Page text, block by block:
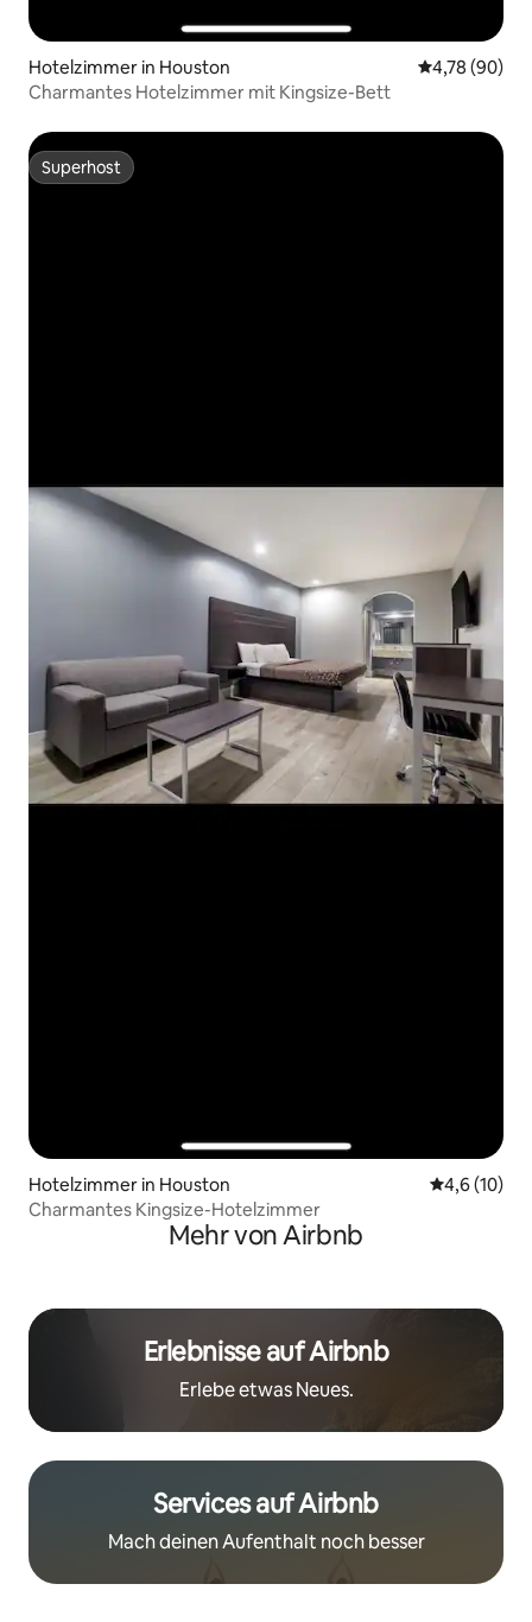
Hotelzimmer in Houston
4,78 (90)
Charmantes Hotelzimmer mit Kingsize-Bett
Superhost
Superhost
Hotelzimmer in Houston
4,6 (10)
Charmantes Kingsize-Hotelzimmer
Mehr von Airbnb
Erlebnisse auf Airbnb
Erlebe etwas Neues.
Services auf Airbnb
Mach deinen Aufenthalt noch besser